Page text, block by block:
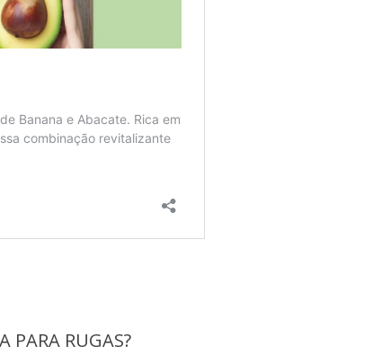
PARA RUGAS?